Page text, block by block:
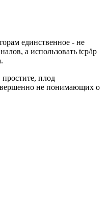
единственное - не
а использовать tcp/ip
плод
не понимающих о